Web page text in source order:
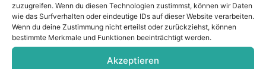
zuzugreifen. Wenn du diesen Technologien zustimmst, können wir Daten
wie das Surfverhalten oder eindeutige IDs auf dieser Website verarbeiten.
Wenn du deine Zustimmung nicht erteilst oder zurückziehst, können
bestimmte Merkmale und Funktionen beeinträchtigt werden.
Akzeptieren
Adresse
Mainwesthafen Immobilien Speicherstraße 5
60327 Frankfurt